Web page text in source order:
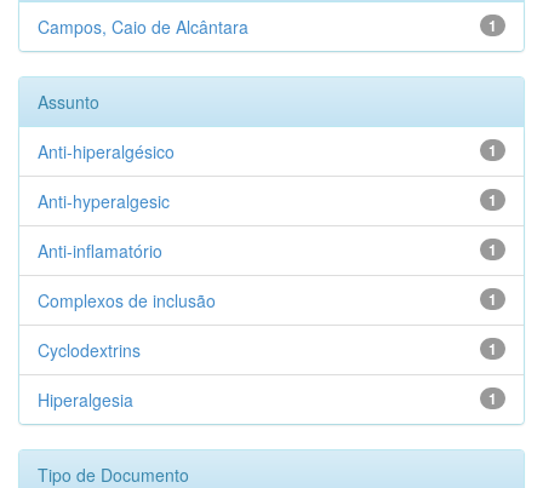
1
Campos, Caio de Alcântara
Assunto
1
Anti-hiperalgésico
1
Anti-hyperalgesic
1
Anti-inflamatório
1
Complexos de inclusão
1
Cyclodextrins
1
Hiperalgesia
Tipo de Documento